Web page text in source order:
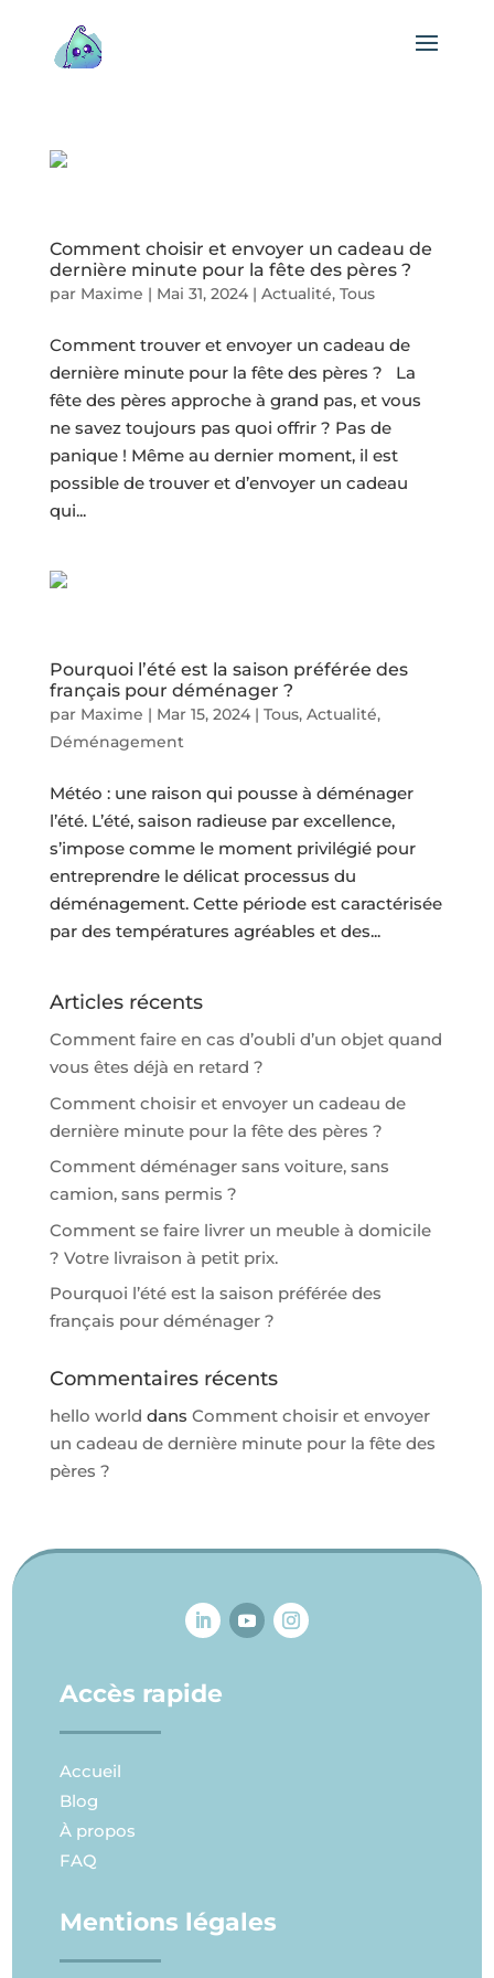
Comment choisir et envoyer un cadeau de
dernière minute pour la fête des pères ?
par Maxime | Mai 31, 2024| Actualité, Tous
Comment trouver et envoyer un cadeau de
dernière minute pour la fête des pères ? La
fête des pères approche à grand pas, et vous
ne savez toujours pas quoi offrir ? Pas de
panique ! Même au dernier moment, il est
possible de trouver et d’envoyer un cadeau
qui...
Pourquoi l’été est la saison préférée des
français pour déménager ?
par Maxime | Mar 15, 2024| Tous, Actualité,
Déménagement
Météo : une raison qui pousse à déménager
l’été. L’été, saison radieuse par excellence,
s’impose comme le moment privilégié pour
entreprendre le délicat processus du
déménagement. Cette période est caractérisée
par des températures agréables et des...
Articles récents
Comment faire en cas d’oubli d’un objet quand
vous êtes déjà en retard ?
Comment choisir et envoyer un cadeau de
dernière minute pour la fête des pères ?
Comment déménager sans voiture, sans
camion, sans permis ?
Comment se faire livrer un meuble à domicile
? Votre livraison à petit prix.
Pourquoi l’été est la saison préférée des
français pour déménager ?
Commentaires récents
hello world dans Comment choisir et envoyer
un cadeau de dernière minute pour la fête des
pères ?
Accès rapide
Accueil
Blog
À propos
FAQ
Mentions légales